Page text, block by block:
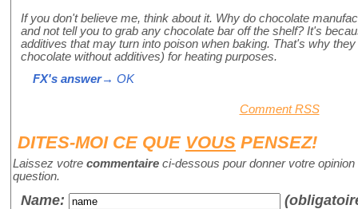
If you don't believe me, think about it. Why do chocolate
and not tell you to grab any chocolate bar off the shelf? It's
additives that may turn into poison when baking. That's why
chocolate without additives) for heating purposes.
FX's answer→ OK
Comment RSS
DITES-MOI CE QUE VOUS PENSEZ!
Laissez votre commentaire ci-dessous pour donner votre
question.
Name: